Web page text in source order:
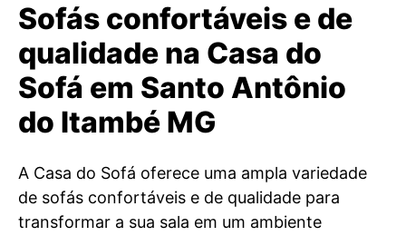
Sofás confortáveis e de
qualidade na Casa do
Sofá em Santo Antônio
do Itambé MG
A Casa do Sofá oferece uma ampla variedade
de sofás confortáveis e de qualidade para
transformar a sua sala em um ambiente